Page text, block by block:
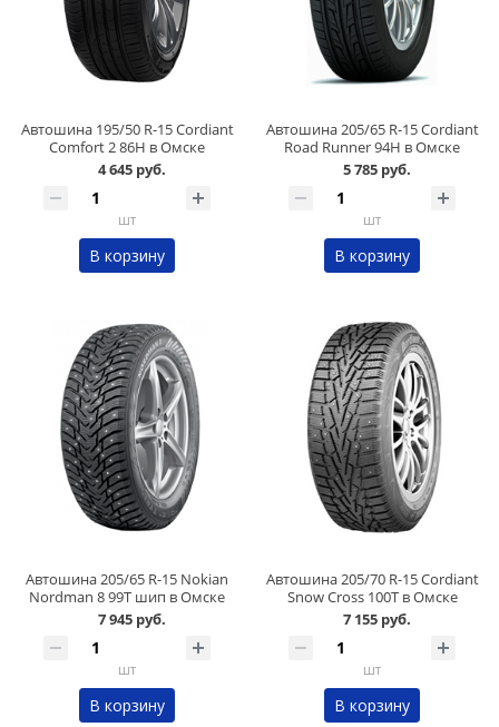
Автошина 195/50 R-15 Cordiant
Comfort 2 86H в Омске
4 645 руб.
шт
В корзину
Автошина 205/65 R-15 Cordiant
Road Runner 94H в Омске
5 785 руб.
шт
В корзину
Автошина 205/65 R-15 Nokian
Nordman 8 99T шип в Омске
7 945 руб.
шт
В корзину
Автошина 205/70 R-15 Cordiant
Snow Cross 100T в Омске
7 155 руб.
шт
В корзину